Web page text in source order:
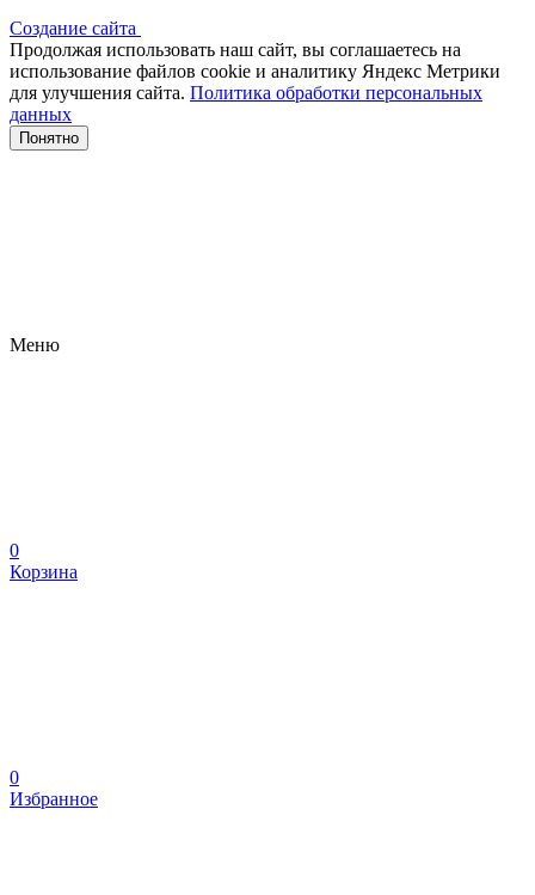
Создание сайта
Продолжая использовать наш сайт, вы соглашаетесь на
использование файлов сооkіе и аналитику Яндекс Метрики
для улучшения сайта. Политика обработки персональных
данных
Понятно
Меню
0
Корзина
0
Избранное